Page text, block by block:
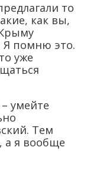
то
как вы,
Я помню это.
уже
умейте
Тем
а я вообще